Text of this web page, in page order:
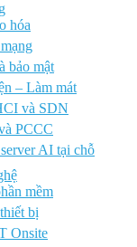
hóa
bảo mật
– Làm mát
và SDN
PCCC
AI tại chỗ
mềm
bị
Onsite